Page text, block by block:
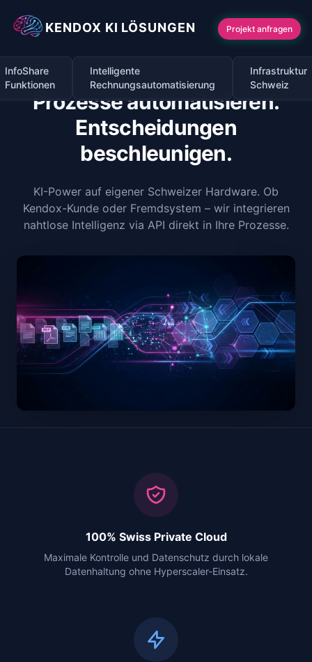
KENDOX KI LÖSUNGEN Projekt anfragen
InfoShare
Funktionen
Intelligente
Rechnungsautomatisierung
Infrastruktur
Schweiz
Prozesse automatisieren.
Entscheidungen
beschleunigen.
KI-Power auf eigener Schweizer Hardware. Ob
Kendox-Kunde oder Fremdsystem – wir integrieren
nahtlose Intelligenz via API direkt in Ihre Prozesse.
100% Swiss Private Cloud
Maximale Kontrolle und Datenschutz durch lokale
Datenhaltung ohne Hyperscaler-Einsatz.